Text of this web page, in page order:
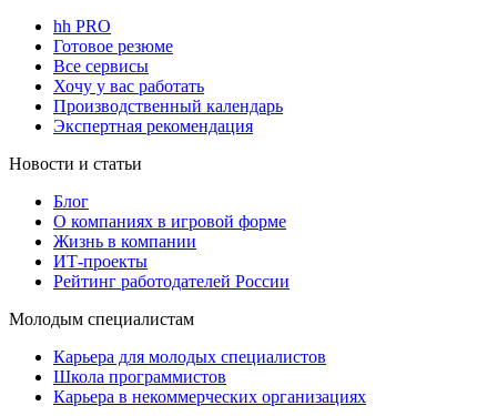
hh PRO
Готовое резюме
Все сервисы
Хочу у вас работать
Производственный календарь
Экспертная рекомендация
Новости и статьи
Блог
О компаниях в игровой форме
Жизнь в компании
ИТ-проекты
Рейтинг работодателей России
Молодым специалистам
Карьера для молодых специалистов
Школа программистов
Карьера в некоммерческих организациях